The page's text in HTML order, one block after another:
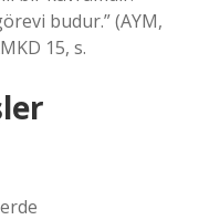
budur.” (AYM,
15, s.